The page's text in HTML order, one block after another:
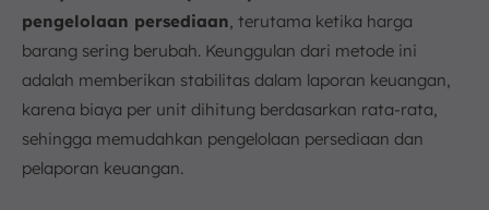
pengelolaan persediaan, terutama ketika harga
barang sering berubah. Keunggulan dari metode ini
adalah memberikan stabilitas dalam laporan keuangan,
karena biaya per unit dihitung berdasarkan rata-rata,
sehingga memudahkan pengelolaan persediaan dan
pelaporan keuangan.